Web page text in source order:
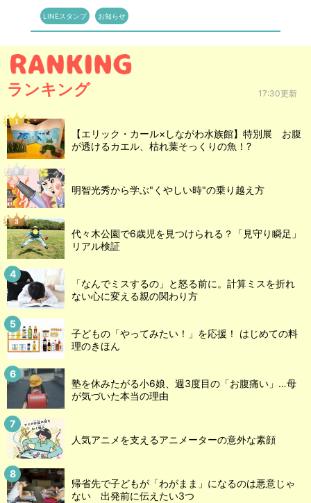
LINEスタンプ お知らせ
ランキング 17:30更新
【エリック・カール×しながわ水族館】特別展 お腹
が透けるカエル、枯れ葉そっくりの魚！?
明智光秀から学ぶ"くやしい時"の乗り越え方
代々木公園で6歳児を見つけられる？「見守り瞬足」
リアル検証
「なんでミスするの」と怒る前に。計算ミスを折れ
ない心に変える親の関わり方
子どもの「やってみたい！」を応援！ はじめての料
理のきほん
塾を休みたがる小6娘、週3度目の「お腹痛い」…母
が気づいた本当の理由
人気アニメを支えるアニメーターの意外な素顔
帰省先で子どもが「わがまま」になるのは悪意じゃ
ない 出発前に伝えたい3つ